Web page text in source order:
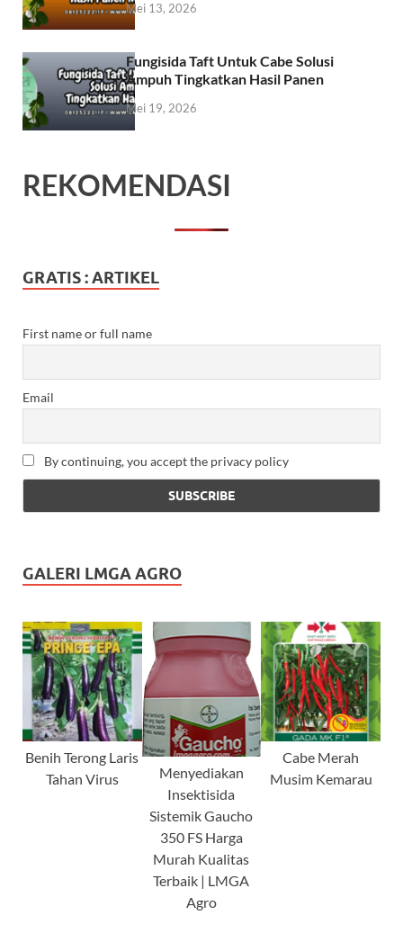
Mei 13, 2026
Fungisida Taft Untuk Cabe Solusi
Ampuh Tingkatkan Hasil Panen
Mei 19, 2026
REKOMENDASI
GRATIS : ARTIKEL
First name or full name
Email
By continuing, you accept the privacy policy
GALERI LMGA AGRO
Benih Terong Laris
Tahan Virus
Menyediakan
Insektisida
Sistemik Gaucho
350 FS Harga
Murah Kualitas
Terbaik | LMGA
Agro
Cabe Merah
Musim Kemarau